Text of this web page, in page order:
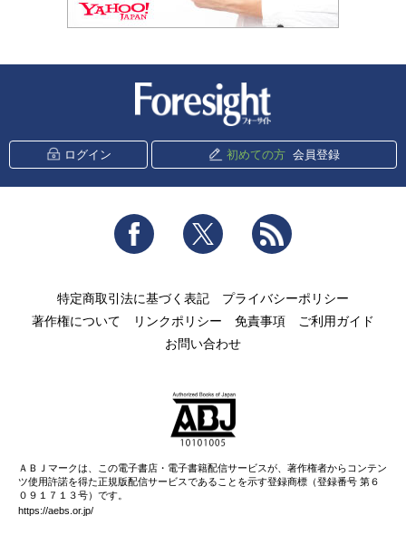
ログイン 初めての方 会員登録
Facebook Twitter
特定商取引法に基づく表記
プライバシーポリシー
著作権について
リンクポリシー 免責事項
ご利用ガイド
お問い合わせ
ＡＢＪマークは、この電子書店・電子書籍配信サービスが、著作権者からコンテン
ツ使用許諾を得た正規版配信サービスであることを示す登録商標（登録番号 第６
０９１７１３号）です。
https://aebs.or.jp/